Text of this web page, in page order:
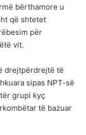
bërthamore u
që shtetet
për
vit.
drejtpërdrejtë të
sipas NPT-së
grupi kyç
të bazuar